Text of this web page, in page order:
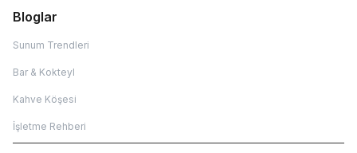
Bloglar
Sunum Trendleri
Bar & Kokteyl
Kahve Köşesi
İşletme Rehberi